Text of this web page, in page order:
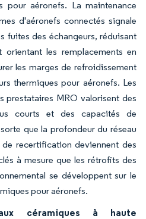
pour aéronefs. La maintenance
d'aéronefs connectés signale
fuites des échangeurs, réduisant
les remplacements en
les marges de refroidissement
thermiques pour aéronefs. Les
prestataires MRO valorisent des
courts et des capacités de
que la profondeur du réseau
recertification deviennent des
à mesure que les rétrofits des
se développent sur le
pour aéronefs.
céramiques à haute